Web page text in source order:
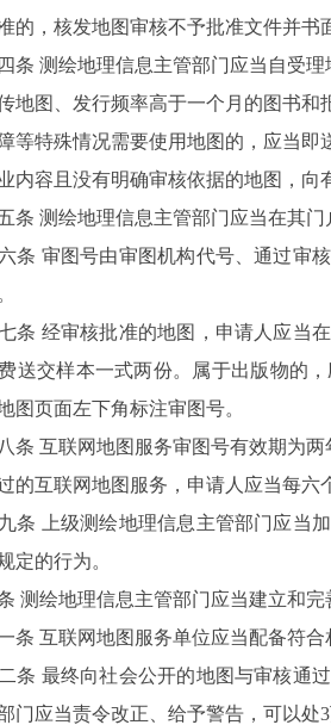
，核发地图审核不予批准文件并书
测绘地理信息主管部门应当自受理
图、发行频率高于一个月的图书和
特殊情况需要使用地图的，应当即
容且没有明确审核依据的地图，向
测绘地理信息主管部门应当在其门
审图号由审图机构代号、通过审核
经审核批准的地图，申请人应当在
送交样本一式两份。属于出版物的
图页面左下角标注审图号。
互联网地图服务审图号有效期为两
互联网地图服务，申请人应当每六
上级测绘地理信息主管部门应当加
定的行为。
绘地理信息主管部门应当建立和完
互联网地图服务单位应当配备符合
最终向社会公开的地图与审核通过
门应当责令改正、给予警告，可以处